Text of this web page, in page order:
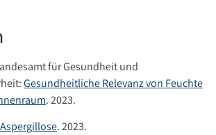
für Gesundheit und
Gesundheitliche Relevanz von Feuchte
. 2023.
Aspergillose. 2023.